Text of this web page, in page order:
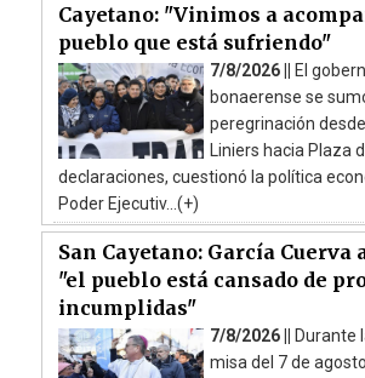
Cayetano: "Vinimos a
pueblo que está sufriendo"
7/8/2026 || El
bonaerense se
peregrinación
Liniers hacia Plaza
declaraciones, cuestionó la política
Poder Ejecutiv...(+)
San Cayetano: García Cuerva
"el pueblo está cansado de
incumplidas"
7/8/2026 || Durante
misa del 7 de